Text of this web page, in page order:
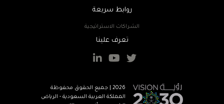
روابط سريعة
الشراكات الاستراتيجية
تعرف علينا
2026 | جميع الحقوق محفوظة
المملكة العربية السعودية - الرياض